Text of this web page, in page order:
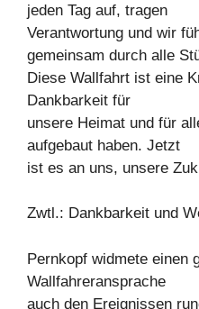
jeden Tag auf, tragen
Verantwortung und wir
gemeinsam durch alle
Diese Wallfahrt ist eine
Dankbarkeit für
unsere Heimat und für
aufgebaut haben. Jetzt
ist es an uns, unsere
Zwtl.: Dankbarkeit und
Pernkopf widmete einen
Wallfahreransprache
auch den Ereignissen